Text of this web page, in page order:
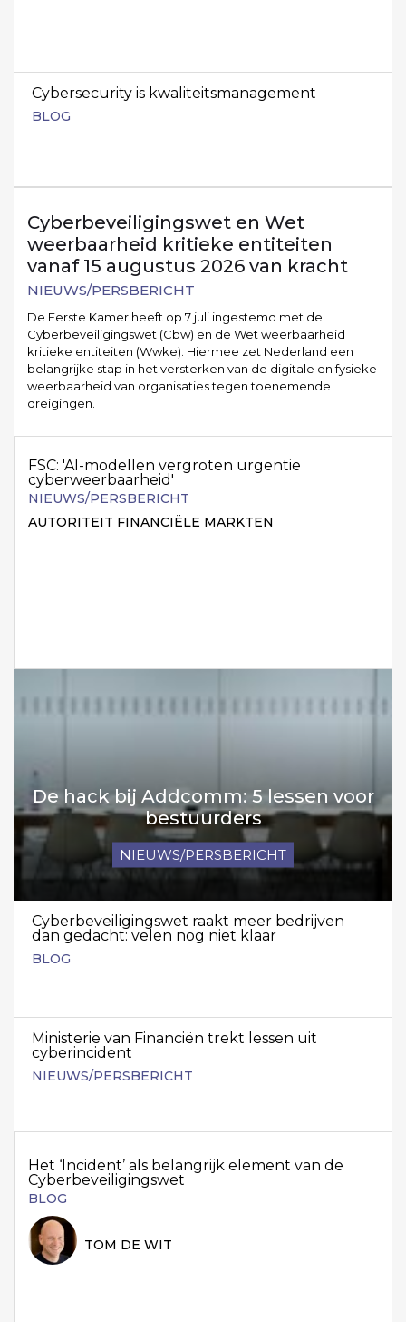
Cybersecurity is kwaliteitsmanagement
BLOG
Cyberbeveiligingswet en Wet
weerbaarheid kritieke entiteiten
vanaf 15 augustus 2026 van kracht
NIEUWS/PERSBERICHT
De Eerste Kamer heeft op 7 juli ingestemd met de
Cyberbeveiligingswet (Cbw) en de Wet weerbaarheid
kritieke entiteiten (Wwke). Hiermee zet Nederland een
belangrijke stap in het versterken van de digitale en fysieke
weerbaarheid van organisaties tegen toenemende
dreigingen.
FSC: 'AI-modellen vergroten urgentie
cyberweerbaarheid'
NIEUWS/PERSBERICHT
AUTORITEIT FINANCIËLE MARKTEN
De hack bij Addcomm: 5 lessen voor
bestuurders
NIEUWS/PERSBERICHT
Cyberbeveiligingswet raakt meer bedrijven
dan gedacht: velen nog niet klaar
BLOG
Ministerie van Financiën trekt lessen uit
cyberincident
NIEUWS/PERSBERICHT
Het ‘Incident’ als belangrijk element van de
Cyberbeveiligingswet
BLOG
TOM DE WIT